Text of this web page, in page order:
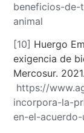
beneficios-de-
animal
[10] Huergo
exigencia de
Mercosur.
https://
incorpora-la-
en-el-